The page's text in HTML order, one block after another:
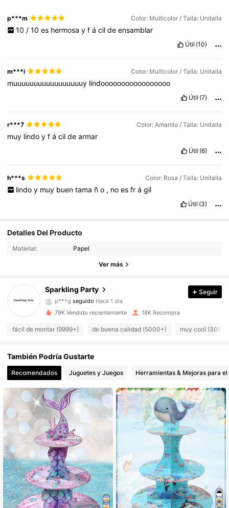
p***m Color: Multicolor / Talla: Unitalla
10 / 10 es hermosa y f á cil de ensamblar
Útil (10)
m***i Color: Multicolor / Talla: Unitalla
muuuuuuuuuuuuuuuuuy lindooooooooooooooooo
Útil (7)
r***7 Color: Amarillo / Talla: Unitalla
muy lindoyfácildearmar
Útil (6)
h***s Color: Rosa / Talla: Unitalla
lindo y muy buen tama ñ o , no es fr á gil
Útil (3)
Detalles Del Producto
Material: Papel
Ver más
Sparkling Party
4.94 2.8K Seguidores
2.8K Seguidores
p***gseguidoHace 1 día
4.94
2.8K Seguidores
4.94 2.8K Seguidores
4.94 2.8K Seguidores
4.94 2.8K Seguidores
4.94 2.8K Seguidores
4.94 2.8K Seguidores
4.94 2.8K Seguidores
Seguir
79K Vendido recientemente 18K Recompra
fácil de montar (9999+) de buena calidad (5000+) muy cool
También Podría Gustarte
Recomendados Juguetes y Juegos Herramientas & Mejoras para el